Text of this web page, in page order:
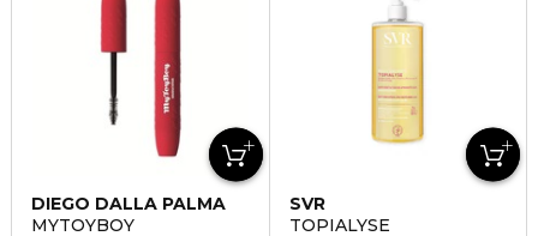
DIEGO DALLA PALMA
MYTOYBOY
SVR
TOPIALYSE